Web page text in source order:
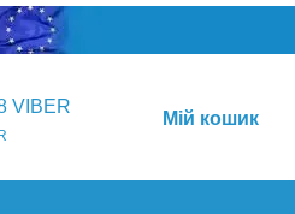
VIBER
Мій кошик